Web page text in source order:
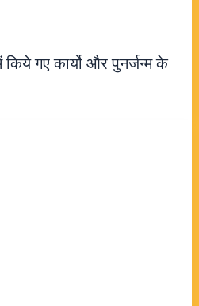
गए कार्यो और पुनर्जन्म के